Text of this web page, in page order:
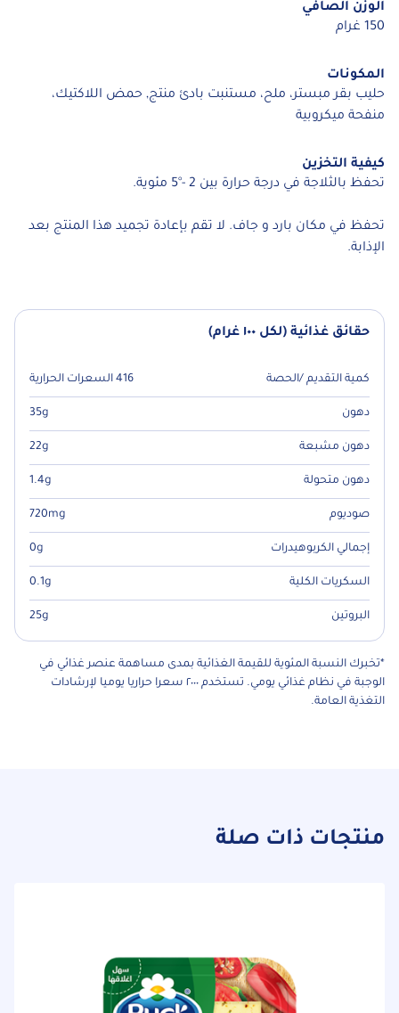
الوزن الصافي
150 غرام
المكونات
حليب بقر مبستر، ملح، مستنبت بادئ منتج, حمض اللاكتيك،
منفحة ميكروبية
كيفية التخزين
تحفظ بالثلاجة في درجة حرارة بين 2 -°5 مئوية.
تحفظ في مكان بارد و جاف. لا تقم بإعادة تجميد هذا المنتج بعد
الإذابة.
حقائق غذائية (لكل ١٠٠ غرام)
كمية التقديم /الحصة 416 السعرات الحرارية
دهون 35g
دهون مشبعة 22g
دهون متحولة 1.4g
صوديوم 720mg
إجمالي الكربوهيدرات 0g
السكريات الكلية 0.1g
البروتين 25g
*تخبرك النسبة المئوية للقيمة الغذائية بمدى مساهمة عنصر غذائي في
الوجبة في نظام غذائي يومي. تستخدم ٢٠٠٠ سعرا حراريا يوميا لإرشادات
التغذية العامة.
منتجات ذات صلة